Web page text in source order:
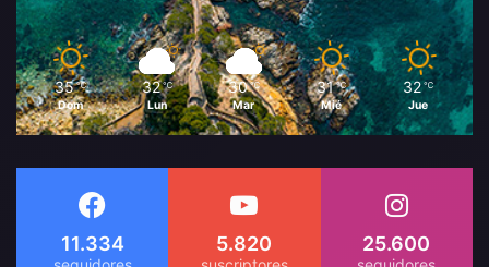
35 ℃
Dom
32 ℃
Lun
30 ℃
Mar
31 ℃
Mié
32 ℃
Jue
11.334 5.820 25.600